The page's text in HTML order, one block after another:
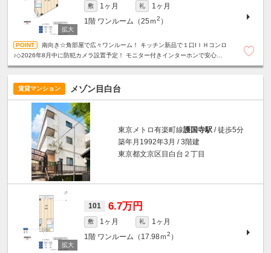
敷 1ヶ月 礼
1ヶ月
1階 ワンルーム（25ｍ2 ）
南向き☆角部屋で広々ワンルーム！ キッチン新品で１口IＩＨコンロ
♪◇2026年8月中に防犯カメラ設置予定！ モニター付きインターホンで安心！
賃貸マンション メゾン目白台
東京メトロ有楽町線護国寺駅 / 徒歩5分
築年月1992年3月 / 3階建
東京都文京区目白台２丁目
101 6.7万円
敷 1ヶ月 礼
1ヶ月
1階 ワンルーム（17.98ｍ2 ）